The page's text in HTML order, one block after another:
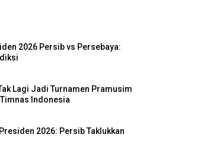
2026 Persib vs Persebaya:
Lagi Jadi Turnamen Pramusim
Timnas Indonesia
2026: Persib Taklukkan